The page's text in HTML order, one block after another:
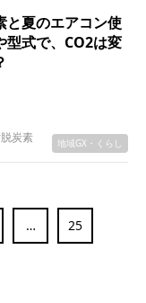
と夏のエアコン使
型式で、CO2は変
炭素 地域GX・くらし
… 25